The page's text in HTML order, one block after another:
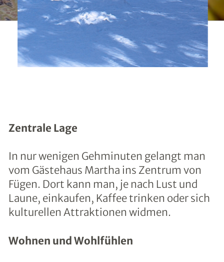
Zentrale Lage
In nur wenigen Gehminuten gelangt man
vom Gästehaus Martha ins Zentrum von
Fügen. Dort kann man, je nach Lust und
Laune, einkaufen, Kaffee trinken oder sich
kulturellen Attraktionen widmen.
Wohnen und Wohlfühlen